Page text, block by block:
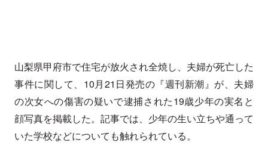
山梨県甲府市で住宅が放火され全焼し、夫婦が死亡した
事件に関して、10月21日発売の『週刊新潮』が、夫婦
の次女への傷害の疑いで逮捕された19歳少年の実名と
顔写真を掲載した。記事では、少年の生い立ちや通って
いた学校などについても触れられている。